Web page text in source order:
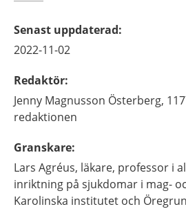
Senast uppdaterad:
2022-11-02
Redaktör:
Jenny Magnusson Österberg,
redaktionen
Granskare:
Lars Agréus, läkare, professor i
inriktning på sjukdomar i mag-
Karolinska institutet och